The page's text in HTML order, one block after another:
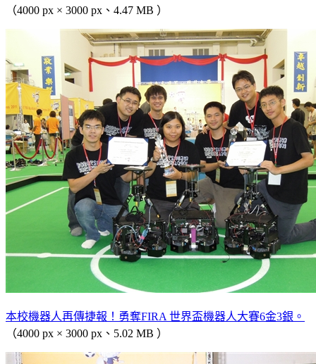
（4000 px × 3000 px、4.47 MB ）
本校機器人再傳捷報！勇奪FIRA 世界盃機器人大賽6金3銀。
（4000 px × 3000 px、5.02 MB ）